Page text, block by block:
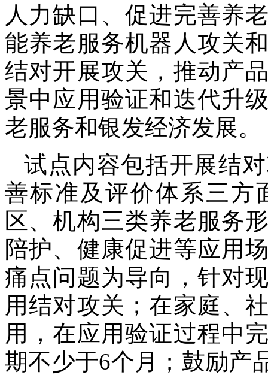
人力缺口、促进完善养
能养老服务机器人攻关
结对开展攻关，推动产
景中应用验证和迭代升
老服务和银发经济发展。
试点内容包括开展结
善标准及评价体系三方
区、机构三类养老服务
陪护、健康促进等应用
痛点问题为导向，针对
用结对攻关；在家庭、
用，在应用验证过程中
期不少于6个月；鼓励产